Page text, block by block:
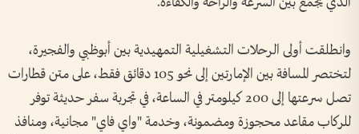
وانطلقت أولى الرحلات التشغيلية التمهيدية بين أبوظبي والفجيرة،
لتختصر المسافة بين الإمارتين إلى نحو 105 دقائق فقط، على متن قطارات
تصل سرعتها إلى 200 كيلومتر في الساعة، في تجربة سفر حديثة توفر
للركاب مقاعد محجوزة ومضمونة، وخدمة "واي فاي" مجانية، ومنافذ